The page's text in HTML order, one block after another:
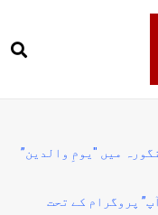
ہائیر سیکنڈری سکول نمبر 3 مینگورہ میں "یومِ والدین”
پروگرام کے تحت